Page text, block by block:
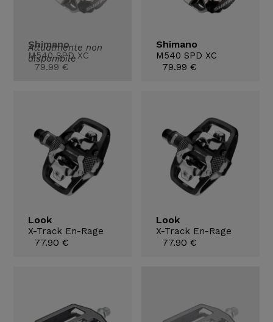
Shimano
M540 SPD XC
79.99 €
Attualmente non
disponibile
Shimano
M540 SPD XC
79.99 €
Look
X-Track En-Rage
77.90 €
Look
X-Track En-Rage
77.90 €